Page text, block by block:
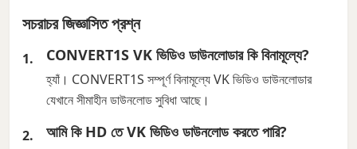
সচরাচর জিজ্ঞাসিত প্রশ্ন
CONVERT1S VK ভিডিও ডাউনলোডার কি বিনামূল্যে?
হ্যাঁ। CONVERT1S সম্পূর্ণ বিনামূল্যে VK ভিডিও ডাউনলোডার
যেখানে সীমাহীন ডাউনলোড সুবিধা আছে।
আমি কি HD তে VK ভিডিও ডাউনলোড করতে পারি?